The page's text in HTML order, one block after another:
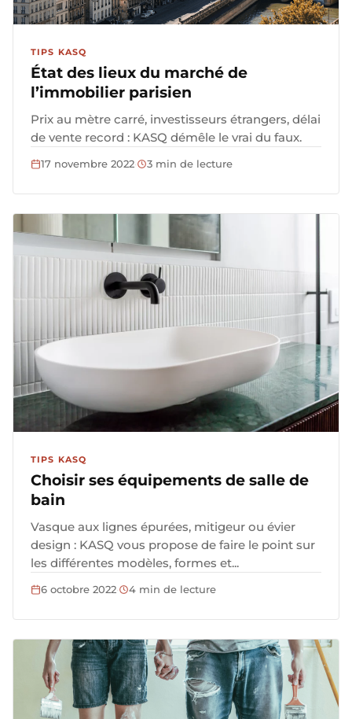
TIPS KASQ
État des lieux du marché de
l’immobilier parisien
Prix au mètre carré, investisseurs étrangers, délai
de vente record : KASQ démêle le vrai du faux.
17 novembre 2022· 3 min de lecture
TIPS KASQ
Choisir ses équipements de salle de
bain
Vasque aux lignes épurées, mitigeur ou évier
design : KASQ vous propose de faire le point sur
les différentes modèles, formes et...
6 octobre 2022· 4 min de lecture